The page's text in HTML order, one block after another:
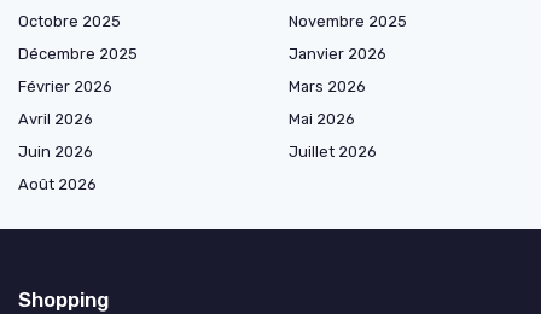
Octobre 2025
Novembre 2025
Décembre 2025
Janvier 2026
Février 2026
Mars 2026
Avril 2026
Mai 2026
Juin 2026
Juillet 2026
Août 2026
Shopping